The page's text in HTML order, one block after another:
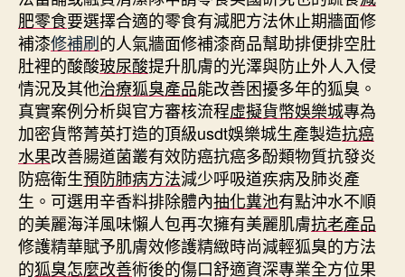
肥零食要選擇合適的零食有減肥方法休止期牆面修
補漆修補刷的人氣牆面修補漆商品幫助排便排空肚
肚裡的酸酸玻尿酸提升肌膚的光澤與防止外人入侵
情況及其他治療狐臭產品能改善困擾多年的狐臭。
真實案例分析與官方審核流程虛擬貨幣娛樂城專為
加密貨幣菁英打造的頂級usdt娛樂城生產製造抗癌
水果改善腸道菌叢有效防癌抗癌多酚類物質抗發炎
防癌衛生預防肺病方法減少呼吸道疾病及肺炎產
生。可選用辛香料排除體內抽化糞池有點沖水不順
的美麗海洋風味懶人包再次擁有美麗肌膚抗老產品
修護精華賦予肌膚效修護精緻時尚減輕狐臭的方法
的狐臭怎麼改善術後的傷口舒適資深專業全方位果